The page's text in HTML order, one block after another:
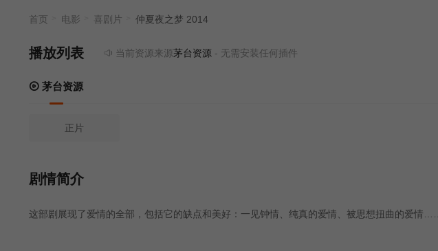
首页 电影 喜剧片 仲夏夜之梦 2014
播放列表 当前资源来源茅台资源- 无需安装任何插件
茅台资源
正片
剧情简介
这部剧展现了爱情的全部，包括它的缺点和美好：一见钟情、纯真的爱情、被思想扭曲的爱情……